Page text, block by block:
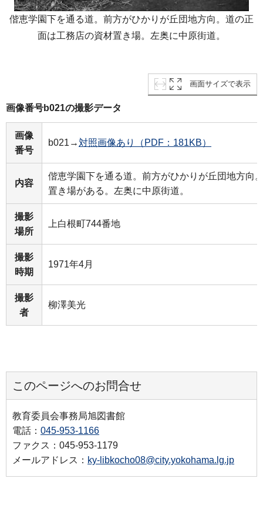
偕恵学園下を通る道。前方がひかりが丘団地方向。道の正
面は工務店の資材置き場。左奥に中原街道。
画面サイズで表示
画像番号b021の撮影データ
画像
番号
b021→対照画像あり（PDF：181KB）
内容
偕恵学園下を通る道。前方がひかりが丘団地方向
置き場がある。左奥に中原街道。
撮影
場所
上白根町744番地
撮影
時期
1971年4月
撮影
者
柳澤美光
このページへのお問合せ
教育委員会事務局旭図書館
電話： 045-953-1166
ファクス：045-953-1179
メールアドレス： ky-libkocho08@city.yokohama.lg.jp